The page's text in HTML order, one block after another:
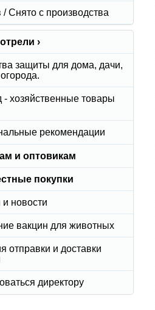
/ Снято с производства
›
защиты для дома, дачи,
- хозяйственные товары
рекомендации
и оптовикам
покупки
и новости
вакцин для животных
отправки и доставки
директору